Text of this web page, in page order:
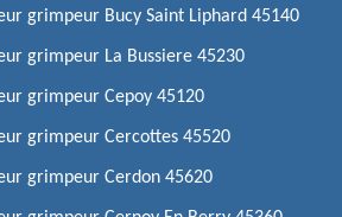
grimpeur Bucy Saint Liphard 45140
grimpeur La Bussiere 45230
grimpeur Cepoy 45120
grimpeur Cercottes 45520
grimpeur Cerdon 45620